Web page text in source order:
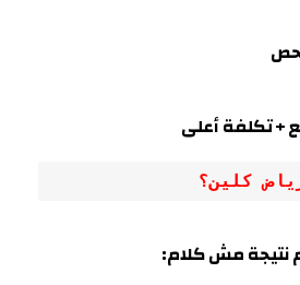
+ تكلفة أعلى
كلين؟
نتيجة مش كلام: